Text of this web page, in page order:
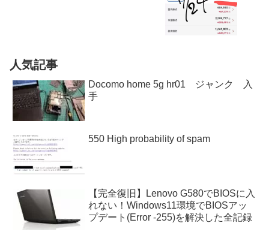
人気記事
Docomo home 5g hr01 ジャンク 入
手
550 High probability of spam
【完全復旧】Lenovo G580でBIOSに入
れない！Windows11環境でBIOSアッ
プデート(Error -255)を解決した全記録